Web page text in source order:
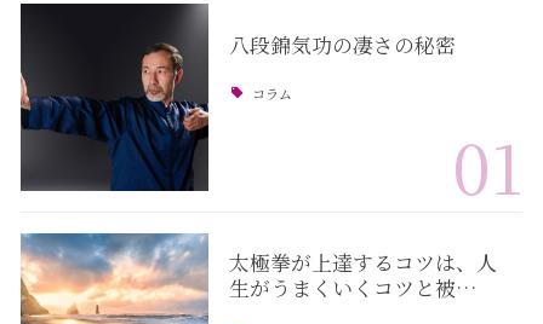
八段錦気功の凄さの秘密
コラム
01
太極拳が上達するコツは、人
生がうまくいくコツと被…